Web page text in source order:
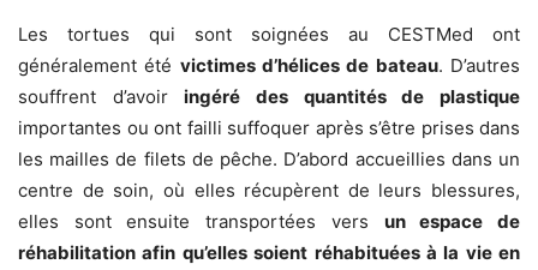
Les tortues qui sont soignées au CESTMed ont
généralement été victimes d’hélices de bateau. D’autres
souffrent d’avoiringéré des quantités de plastique
importantes ou ont failli suffoquer après s’être prises dans
les mailles de filets de pêche. D’abord accueillies dans un
centre de soin, où elles récupèrent de leurs blessures,
elles sont ensuite transportées vers un espace de
réhabilitation afin qu’elles soient réhabituées à la vie en